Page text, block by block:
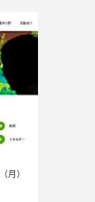
（月）